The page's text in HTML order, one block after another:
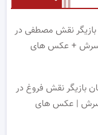
بازیگر نقش مصطفی در
+ عکس های
بازیگر نقش فروغ در
| عکس های